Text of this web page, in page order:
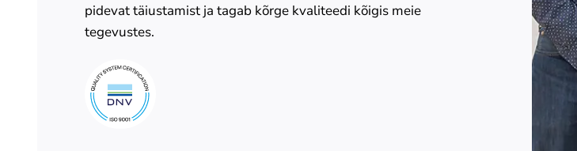
pidevat täiustamist ja tagab kõrge kvaliteedi kõigis meie
tegevustes.